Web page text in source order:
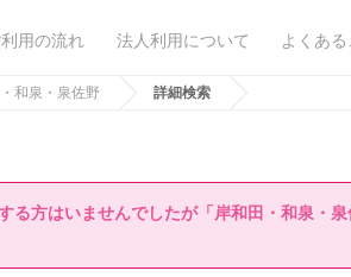
用の流れ 法人利用について よくあ
和泉・泉佐野 詳細検索
る方はいませんでしたが「岸和田・和泉・